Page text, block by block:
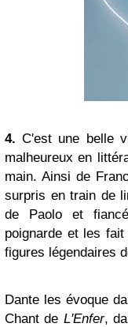
4.C'est une belle
malheureux en
main. Ainsi de
surpris en train de
de Paolo et
poignarde et les
figures légendaires
Dante les évoque
Chant de L'Enfer,